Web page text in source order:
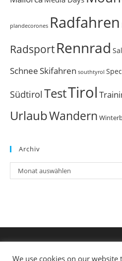
plandecorones Radfahren
RadsportRennrad
Schnee Skifahren southtyrol
Südtirol TestTirol
UrlaubWandern
Archiv
Archiv
Monat auswählen
We use cookies on our